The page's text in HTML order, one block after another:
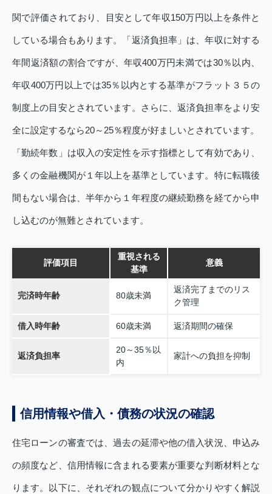
関で評価されており、目安として年収150万円以上を条件と
している場合もあります。「返済負担率」は、年収に対する
年間返済額の割合ですが、年収400万円未満では30％以内、
年収400万円以上では35％以内とする基準がフラット３５の
制度上の目安とされています。さらに、返済負担率をより安
全に設定するなら20～25％程度が好ましいとされています。
「勤続年数」は収入の安定性を示す指標として有効であり、
多くの金融機関が１年以上を基準としています。特に転職後
間もない場合は、半年から１年程度の継続勤務を経てから申
し込むのが無難とされています。
評価項目
重視される
基準
意義
完済時年齢 80歳未満
返済完了までのリス
ク管理
借入時年齢 60歳未満 返済期間の確保
返済負担率
20～35％以
内
家計への負担を抑制
信用情報や借入・債務の状況の確認
住宅ローンの審査では、過去の延滞や他の借入状況、申込み
の頻度など、信用情報に含まれる要素が重要な判断材料とな
ります。以下に、それぞれの観点について分かりやすく解説